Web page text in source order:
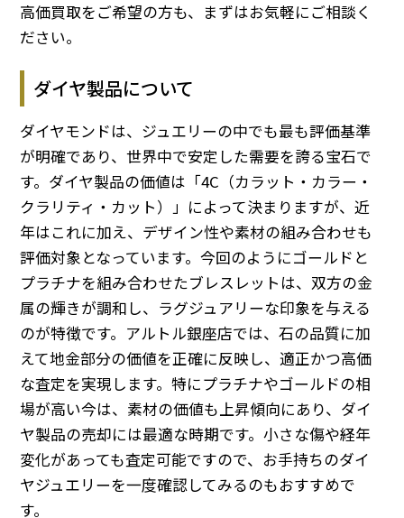
高価買取をご希望の方も、まずはお気軽にご相談く
ださい。
ダイヤ製品について
ダイヤモンドは、ジュエリーの中でも最も評価基準
が明確であり、世界中で安定した需要を誇る宝石で
す。ダイヤ製品の価値は「4C（カラット・カラー・
クラリティ・カット）」によって決まりますが、近
年はこれに加え、デザイン性や素材の組み合わせも
評価対象となっています。今回のようにゴールドと
プラチナを組み合わせたブレスレットは、双方の金
属の輝きが調和し、ラグジュアリーな印象を与える
のが特徴です。アルトル銀座店では、石の品質に加
えて地金部分の価値を正確に反映し、適正かつ高価
な査定を実現します。特にプラチナやゴールドの相
場が高い今は、素材の価値も上昇傾向にあり、ダイ
ヤ製品の売却には最適な時期です。小さな傷や経年
変化があっても査定可能ですので、お手持ちのダイ
ヤジュエリーを一度確認してみるのもおすすめで
す。